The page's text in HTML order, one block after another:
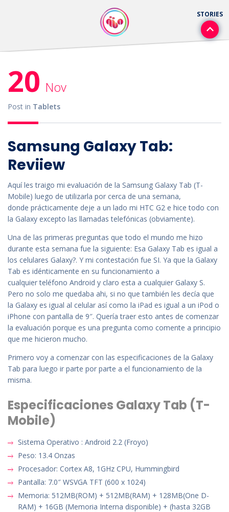
20 Nov
Post in Tablets
Samsung Galaxy Tab:
Reviiew
Aquí les traigo mi evaluación de la Samsung Galaxy Tab (T-
Mobile) luego de utilizarla por cerca de una semana,
donde prácticamente deje a un lado mi HTC G2 e hice todo con
la Galaxy excepto las llamadas telefónicas (obviamente).
Una de las primeras preguntas que todo el mundo me hizo
durante esta semana fue la siguiente: Esa Galaxy Tab es igual a
los celulares Galaxy?. Y mi contestación fue SI. Ya que la Galaxy
Tab es idénticamente en su funcionamiento a
cualquier teléfono Android y claro esta a cualquier Galaxy S.
Pero no solo me quedaba ahi, si no que también les decía que
la Galaxy es igual al celular así como la iPad es igual a un iPod o
iPhone con pantalla de 9″. Quería traer esto antes de comenzar
la evaluación porque es una pregunta como comente a principio
que me hicieron mucho.
Primero voy a comenzar con las especificaciones de la Galaxy
Tab para luego ir parte por parte a el funcionamiento de la
misma.
Especificaciones Galaxy Tab (T-
Mobile)
Sistema Operativo : Android 2.2 (Froyo)
Peso: 13.4 Onzas
Procesador: Cortex A8, 1GHz CPU, Hummingbird
Pantalla: 7.0″ WSVGA TFT (600 x 1024)
Memoria: 512MB(ROM) + 512MB(RAM) + 128MB(One D-
RAM) + 16GB (Memoria Interna disponible) + (hasta 32GB